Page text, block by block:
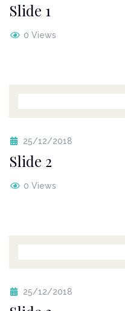
Slide 1
0 Views
25/12/2018
Slide 2
0 Views
25/12/2018